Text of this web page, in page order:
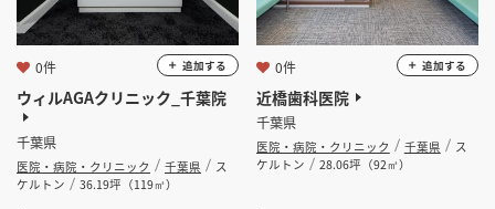
ウィルAGAクリニック_千葉院
千葉県
医院・病院・クリニック 千葉県
ス
ケルトン
36.19坪（119㎡）
0件 追加する
近橋歯科医院
千葉県
医院・病院・クリニック 千葉県
ス
ケルトン
28.06坪（92㎡）
0件 追加する